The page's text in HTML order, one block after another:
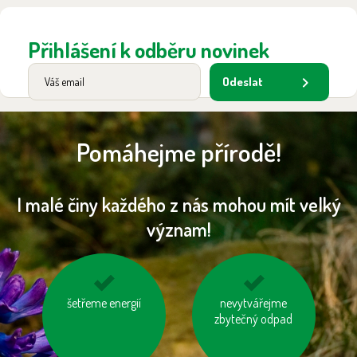
Přihlášení k odběru novinek
Odeslat
Pomáhejme přírodě!
I malé činy každého z nás mohou mít velký
význam!
šetřeme energií
kupujme výrobky
nevytvářejme
zbytečný odpad
mějme u auta
správně nafouknutá